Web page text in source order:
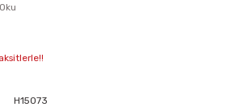
H15073